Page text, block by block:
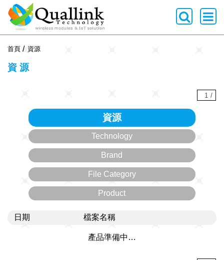
首頁 資源
資源
1 /
資源
Technology
Brand
File Category
Product
日期 檔案名稱
產品準備中…